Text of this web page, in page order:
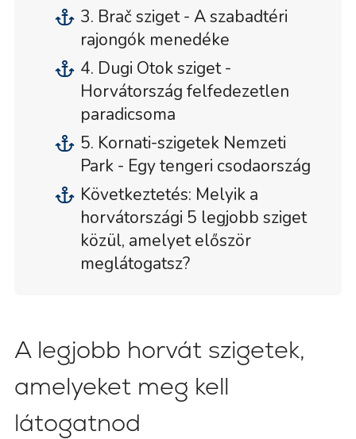
3. Brač sziget - A szabadtéri
rajongók menedéke
4. Dugi Otok sziget -
Horvátország felfedezetlen
paradicsoma
5. Kornati-szigetek Nemzeti
Park - Egy tengeri csodaország
Következtetés: Melyik a
horvátországi 5 legjobb sziget
közül, amelyet először
meglátogatsz?
A legjobb horvát szigetek,
amelyeket meg kell
látogatnod